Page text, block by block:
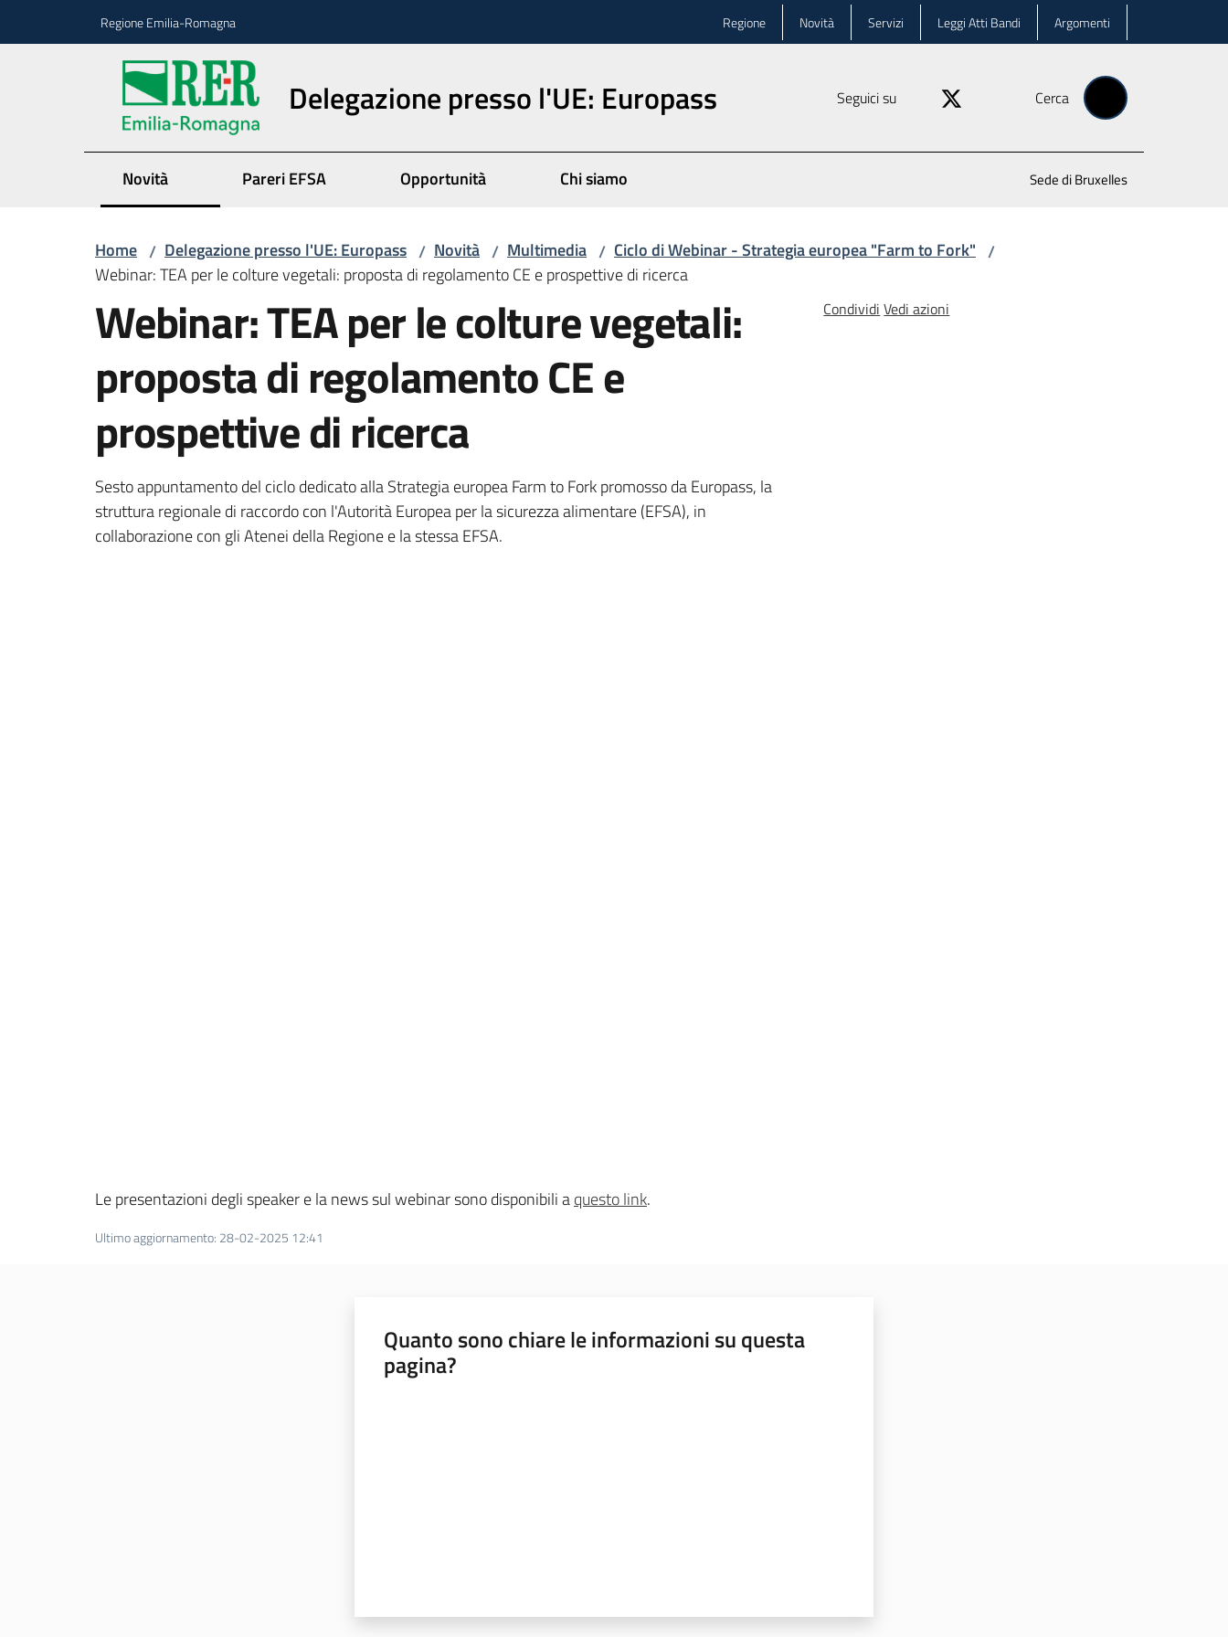
Regione Emilia-Romagna Regione Novità Servizi Leggi Atti Bandi Argomenti
Delegazione presso l'UE: Europass Seguici su Cerca
Novità Pareri EFSA Opportunità Chi siamo Sede di Bruxelles
Home / Delegazione presso l'UE: Europass / Novità / Multimedia / Ciclo di Webinar - Strategia europea "Farm to Fork" /
Webinar: TEA per le colture vegetali: proposta di regolamento CE e prospettive di ricerca
Webinar: TEA per le colture vegetali:
proposta di regolamento CE e
prospettive di ricerca
Sesto appuntamento del ciclo dedicato alla Strategia europea Farm to Fork promosso da Europass, la
struttura regionale di raccordo con l'Autorità Europea per la sicurezza alimentare (EFSA), in
collaborazione con gli Atenei della Regione e la stessa EFSA.
Condividi Vedi azioni
Le presentazioni degli speaker e la news sul webinar sono disponibili aquesto link.
Ultimo aggiornamento: 28-02-2025 12:41
Quanto sono chiare le informazioni su questa
pagina?